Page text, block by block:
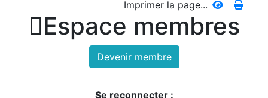
Imprimer la page...
Espace membres
Devenir membre
Se reconnecter :